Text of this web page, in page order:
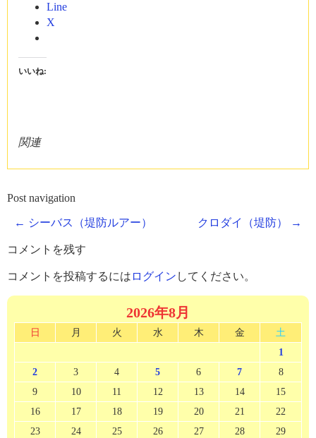
Line
X
いいね:
関連
Post navigation
← シーバス（堤防ルアー） クロダイ（堤防） →
コメントを残す
コメントを投稿するには ログイン してください。
2026年8月
日 月 火 水 木 金
土
1
2
3 4 5 6 7
8
9
10 11 12 13 14
15
16
17 18 19 20 21
22
23
24 25 26 27 28
29